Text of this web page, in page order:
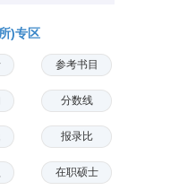
)专区
参考书目
分数线
报录比
在职硕士